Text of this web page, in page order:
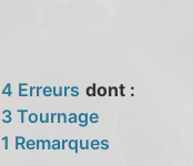
4 Erreurs dont :
3 Tournage
1 Remarques